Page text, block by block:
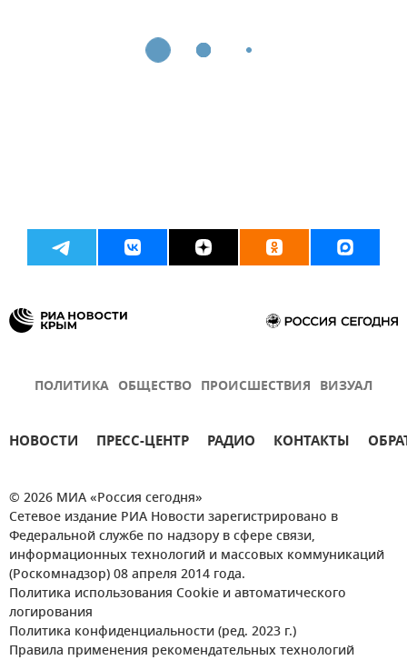
ПОЛИТИКА ОБЩЕСТВО ПРОИСШЕСТВИЯ ВИЗУАЛ
НОВОСТИ ПРЕСС-ЦЕНТР РАДИО КОНТАКТЫ
© 2026 МИА «Россия сегодня»
Сетевое издание РИА Новости зарегистрировано в
Федеральной службе по надзору в сфере связи,
информационных технологий и массовых коммуникаций
(Роскомнадзор) 08 апреля 2014 года.
Политика использования Cookie и автоматического
логирования
Политика конфиденциальности (ред. 2023 г.)
Правила применения рекомендательных технологий